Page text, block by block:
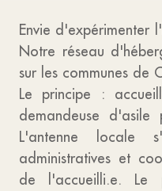
Envie d'expérimenter
Notre réseau
sur les communes de
Le principe :
demandeuse
L'antenne locale
administratives et
de l'accueilli.e. Le